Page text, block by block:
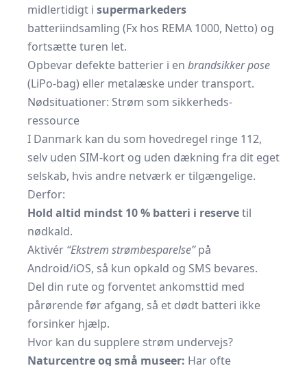
midlertidigt i supermarkeders
batteriindsamling (Fx hos REMA 1000, Netto) og
fortsætte turen let.
Opbevar defekte batterier i en brandsikker pose
(LiPo-bag) eller metalæske under transport.
Nødsituationer: Strøm som sikkerheds­
ressource
I Danmark kan du som hovedregel ringe 112,
selv uden SIM-kort og uden dækning fra dit eget
selskab, hvis andre netværk er tilgængelige.
Derfor:
Hold altid mindst 10 % batteri i reservetil
nødkald.
Aktivér “Ekstrem strømbesparelse”på
Android/iOS, så kun opkald og SMS bevares.
Del din rute og forventet ankomsttid med
pårørende før afgang, så et dødt batteri ikke
forsinker hjælp.
Hvor kan du supplere strøm undervejs?
Naturcentre og små museer: Har ofte